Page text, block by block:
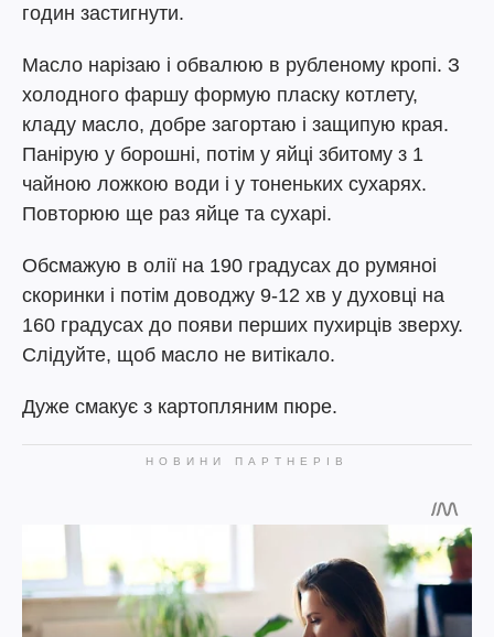
годин застигнути.
Масло нарізаю і обвалюю в рубленому кропі. З
холодного фаршу формую пласку котлету,
кладу масло, добре загортаю і защипую края.
Панірую у борошні, потім у яйці збитому з 1
чайною ложкою води і у тоненьких сухарях.
Повторюю ще раз яйце та сухарі.
Обсмажую в олії на 190 градусах до румяноі
скоринки і потім доводжу 9-12 хв у духовці на
160 градусах до появи перших пухирців зверху.
Слідуйте, щоб масло не витікало.
Дуже смакує з картопляним пюре.